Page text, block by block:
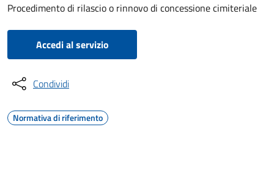
Procedimento di rilascio o rinnovo di concessione cimiteriale
Accedi al servizio
Condividi
Normativa di riferimento